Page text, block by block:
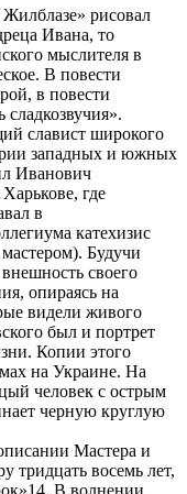
рисовал
Ивана, то
мыслителя в
В повести
в повести
славист широкого
западных и южных
Иванович
где
в
катехизис
Будучи
своего
опираясь на
видели живого
был и портрет
Копии этого
на Украине. На
человек с острым
черную круглую
Мастера и
тридцать восемь лет,
В волнении